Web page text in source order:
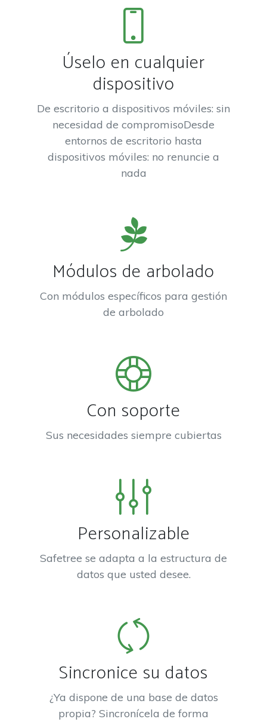
Úselo en cualquier
dispositivo
De escritorio a dispositivos móviles: sin
necesidad de compromisoDesde
entornos de escritorio hasta
dispositivos móviles: no renuncie a
nada
Módulos de arbolado
Con módulos específicos para gestión
de arbolado
Con soporte
Sus necesidades siempre cubiertas
Personalizable
Safetree se adapta a la estructura de
datos que usted desee.
Sincronice su datos
¿Ya dispone de una base de datos
propia? Sincronícela de forma